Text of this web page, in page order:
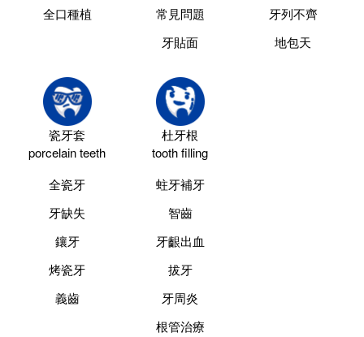
全口種植
常見問題
牙貼面
牙列不齊
地包天
瓷牙套
porcelain teeth
全瓷牙
牙缺失
鑲牙
烤瓷牙
義齒
杜牙根
tooth filling
蛀牙補牙
智齒
牙齦出血
拔牙
牙周炎
根管治療